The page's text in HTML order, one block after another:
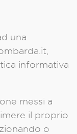
una
informativa
messi a
il proprio
o